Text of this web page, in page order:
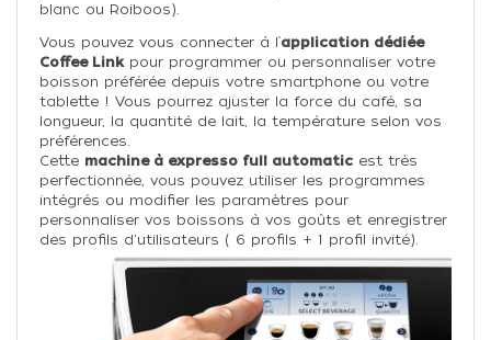
blanc ou Roiboos).
Vous pouvez vous connecter à l’application dédiée
Coffee Linkpour programmer ou personnaliser votre
boisson préférée depuis votre smartphone ou votre
tablette ! Vous pourrez ajuster la force du café, sa
longueur, la quantité de lait, la température selon vos
préférences.
Cette machine à expresso full automatic est très
perfectionnée, vous pouvez utiliser les programmes
intégrés ou modifier les paramètres pour
personnaliser vos boissons à vos goûts et enregistrer
des profils d'utilisateurs ( 6 profils + 1 profil invité).